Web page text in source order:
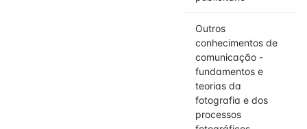
Outros
conhecimentos de
comunicação -
fundamentos e
teorias da
fotografia e dos
processos